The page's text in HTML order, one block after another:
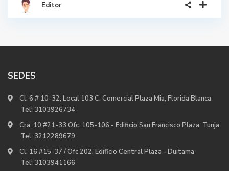
Editor
SEDES
Cl. 6 # 10-32, Local 103 C. Comercial Plaza Mia, Florida Blanca
Tel: 3103926734
Cra. 10 #21-33 Ofc. 105-106 - Edificio San Francisco Plaza, Tunja
Tel: 3212289679
Cl. 16 #15-37 / Ofc 202, Edificio Central Plaza - Duitama
Tel: 3103941166